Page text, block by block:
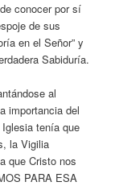
conocer por sí
de sus
en el Señor” y
Sabiduría.
al
importancia del
tenía que
la Vigilia
que Cristo nos
PARA ESA